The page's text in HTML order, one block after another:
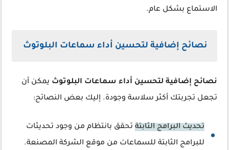
الاستماع بشكل عام.
نصائح إضافية لتحسين أداء سماعات البلوتوث
نصائح إضافية لتحسين أداء سماعات البلوتوث يمكن أن
تجعل تجربتك أكثر سلاسة وجودة. إليك بعض النصائح:
تحديث البرامج الثابتة تحقق بانتظام من وجود تحديثات
للبرامج الثابتة للسماعات من موقع الشركة المصنعة.